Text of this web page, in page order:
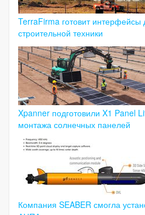
TerraFirma готовит интерфейсы
строительной техники
Xpanner подготовили X1 Panel
монтажа солнечных панелей
Компания SEABER смогла